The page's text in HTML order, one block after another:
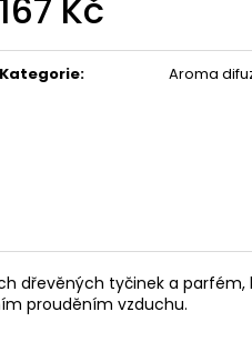
167 Kč
Kategorie: Aroma
dřevěných tyčinek a
prouděním vzduchu.
219 Kč